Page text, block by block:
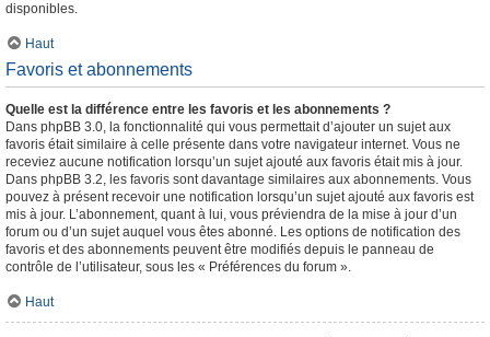
disponibles.
Haut
Favoris et abonnements
Quelle est la différence entre les favoris et les abonnements ?
Dans phpBB 3.0, la fonctionnalité qui vous permettait d’ajouter un sujet aux
favoris était similaire à celle présente dans votre navigateur internet. Vous ne
receviez aucune notification lorsqu’un sujet ajouté aux favoris était mis à jour.
Dans phpBB 3.2, les favoris sont davantage similaires aux abonnements. Vous
pouvez à présent recevoir une notification lorsqu’un sujet ajouté aux favoris est
mis à jour. L’abonnement, quant à lui, vous préviendra de la mise à jour d’un
forum ou d’un sujet auquel vous êtes abonné. Les options de notification des
favoris et des abonnements peuvent être modifiés depuis le panneau de
contrôle de l’utilisateur, sous les « Préférences du forum ».
Haut